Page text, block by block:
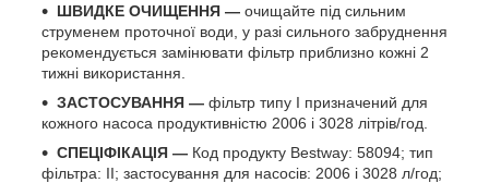
ШВИДКЕ ОЧИЩЕННЯ — очищайте під сильним
струменем проточної води, у разі сильного забруднення
рекомендується замінювати фільтр приблизно кожні 2
тижні використання.
ЗАСТОСУВАННЯ — фільтр типу I призначений для
кожного насоса продуктивністю 2006 і 3028 літрів/год.
СПЕЦІФІКАЦІЯ — Код продукту Bestway: 58094; тип
фільтра: II; застосування для насосів: 2006 і 3028 л/год;